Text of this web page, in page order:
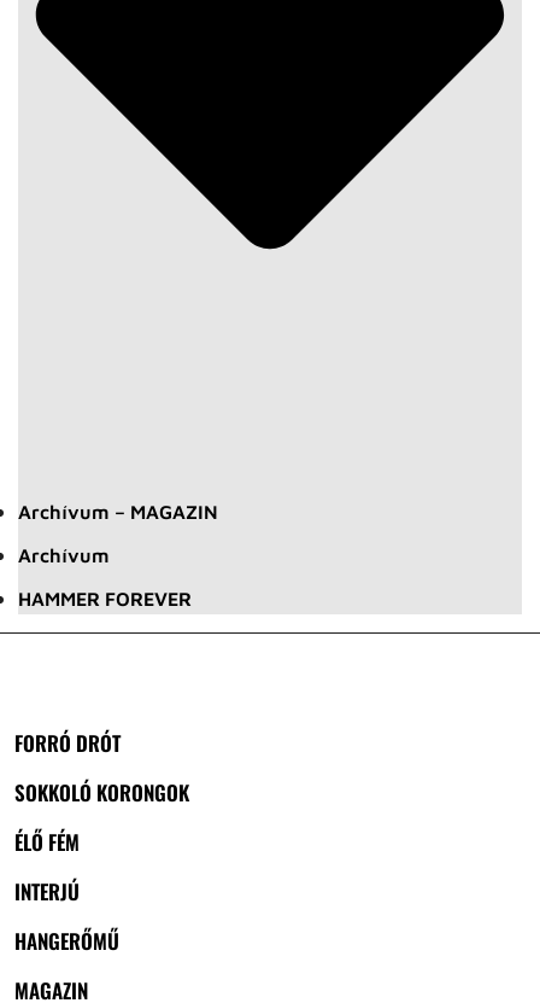
Archívum – MAGAZIN
Archívum
HAMMER FOREVER
FORRÓ DRÓT
SOKKOLÓ KORONGOK
ÉLŐ FÉM
INTERJÚ
HANGERŐMŰ
MAGAZIN